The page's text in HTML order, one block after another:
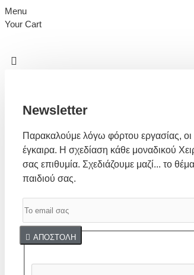
Menu
Your Cart
Newsletter
Παρακαλούμε λόγω φόρτου εργασίας, οι
έγκαιρα. Η σχεδίαση κάθε μοναδικού
σας επιθυμία. Σχεδιάζουμε μαζί... το
παιδιού σας.
ΑΠΟΣΤΟΛΉ
Captcha